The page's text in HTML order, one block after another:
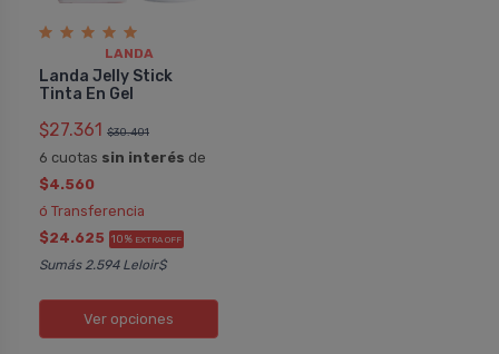
LANDA
Landa Jelly Stick
Tinta En Gel
$27.361 $30.401
6 cuotas sin interés de
$4.560
ó Transferencia
$24.625 10% EXTRA OFF
Sumás 2.594 Leloir$
Ver opciones